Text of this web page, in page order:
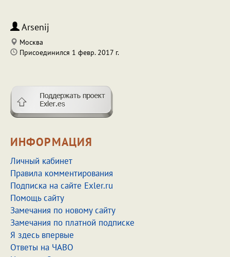
Arsenij
Москва
Присоединился 1 февр. 2017 г.
ИНФОРМАЦИЯ
Личный кабинет
Правила комментирования
Подписка на сайте Exler.ru
Помощь сайту
Замечания по новому сайту
Замечания по платной подписке
Я здесь впервые
Ответы на ЧАВО